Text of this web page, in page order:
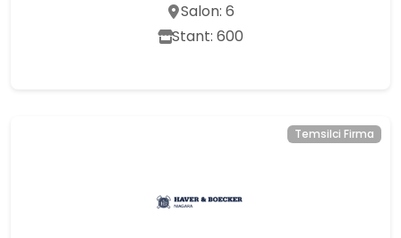
Salon: 6
Stant: 600
Temsilci Firma